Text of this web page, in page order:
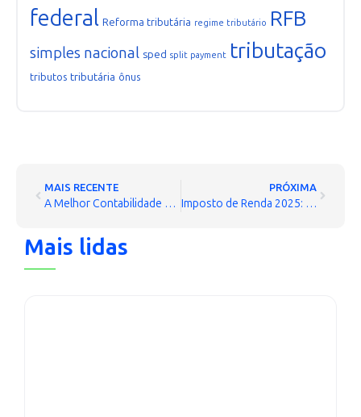
federal Reforma tributária regime tributário RFB
simples nacional sped split payment tributação
tributos tributária ônus
MAIS RECENTE
A Melhor Contabilidade para Pequenos e Médios Empresários, Segundo o ChatGPT
PRÓXIMA
Imposto de Renda 2025: Perdeu o Prazo? Veja Como Declarar Atrasado com Segurança
Mais lidas